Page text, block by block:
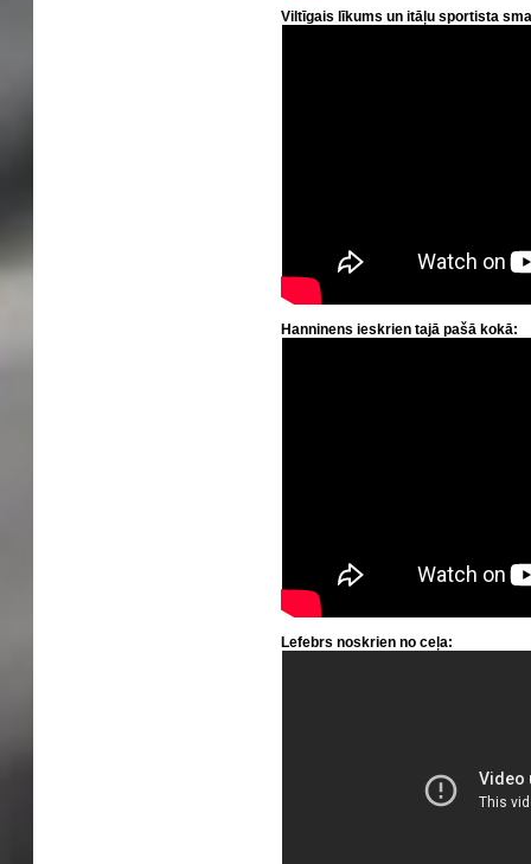
Viltīgais līkums un itāļu sportista
Hanninens ieskrien tajā pašā kokā:
Lefebrs noskrien no ceļa: